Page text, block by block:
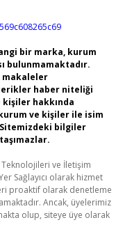
bir marka, kurum
bulunmamaktadır.
makaleler
haber niteliği
hakkında
ve kişiler ile isim
bilgiler
Teknolojileri ve İletişim
Sağlayıcı olarak hizmet
proaktif olarak denetleme
Ancak, üyelerimiz
olup, siteye üye olarak